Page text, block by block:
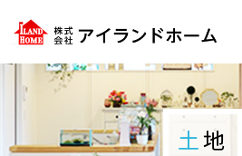
土地